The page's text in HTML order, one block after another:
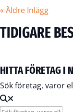
« Äldre Inlägg
TIDIGARE
HITTA FÖRETAG I
Sök företag, varor